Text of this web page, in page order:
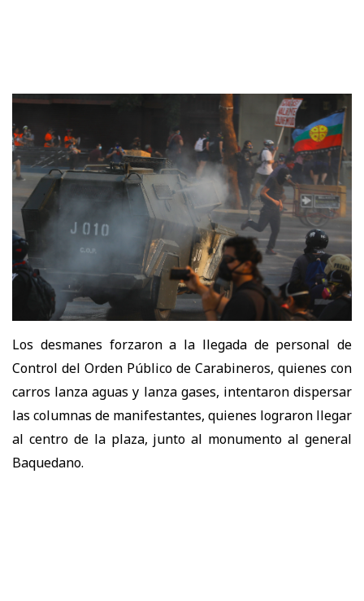
Los desmanes forzaron a la llegada de personal de
Control del Orden Público de Carabineros, quienes con
carros lanza aguas y lanza gases, intentaron dispersar
las columnas de manifestantes, quienes lograron llegar
al centro de la plaza, junto al monumento al general
Baquedano.